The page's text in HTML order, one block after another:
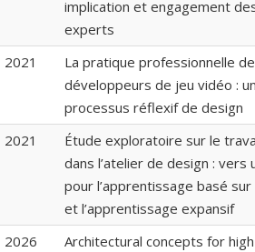
implication et engagement
experts
2021
La pratique professionnelle
développeurs de jeu vidéo :
processus réflexif de design
2021
Étude exploratoire sur le
dans l’atelier de design : vers
pour l’apprentissage basé
et l’apprentissage expansif
2026
Architectural concepts for